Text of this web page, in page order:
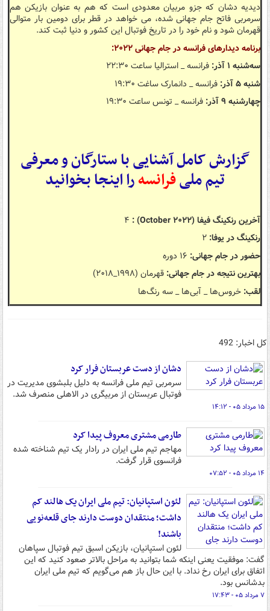
دیدیه دشان که جزو مربیان معدودی است که هم به عنوان بازیکن هم
سرمربی فاتح جام جهانی شده، می خواهد در قطر برای دومین بار متوالی
قهرمان شود و نام خود را در تاریخ فوتبال این کشور و دنیا ثبت کند.
برنامه دیدارهای فرانسه در جام جهانی ۲۰۲۲:
سه‌شنبه ۱ آذر:
فرانسه _ استرالیا ساعت ۲۲:۳۰
شنبه ۵ آذر:
فرانسه _ دانمارک ساغت ۱۹:۳۰
چهارشنبه ۹ آذر:
فرانسه _ تونس ساعت ۱۹:۳۰
گزارش کامل آشنایی با ستارگان و معرفی
تیم ملیفرانسهرا اینجا بخوانید
آخرین رنکینگ فیفا (October ۲۰۲۲) :
رنکینگ در یوفا: ۲
حضور در جام جهانی:
بهترین نتیجه در جام جهانی: قهرمان (۱۹۹۸_۲۰۱۸)
لقب: خروس‌ها _ آبی‌ها _ سه رنگ‌ها
کل اخبار: 492
دشان از دست عربستان فرار کرد
سرمربی تیم ملی فرانسه به دلیل بلبشوی مدیریت در
فوتبال عربستان از مربیگری در الاهلی منصرف شد.
۱۵ مرداد ۰۵ - ۱۴:۱۲
طارمی مشتری معروف پیدا کرد
مهاجم تیم ملی ایران در رادار یک تیم شناخته شده
فرانسوی قرار گرفت.
۱۴ مرداد ۰۵ - ۰۷:۵۲
لئون استپانیان: تیم ملی ایران یک هالند کم
داشت؛ منتقدان دوست دارند جای قلعه‌نویی
باشند!
لئون استپانیان، بازیکن اسبق تیم فوتبال سپاهان
گفت: موفقیت یعنی اینکه شما بتوانید به مراحل بالاتر صعود کنید که این
اتفاق برای ایران رخ نداد. با این حال باز هم می‌گویم که تیم ملی ایران
بدشانس بود.
۷ مرداد ۰۵ - ۱۷:۴۳